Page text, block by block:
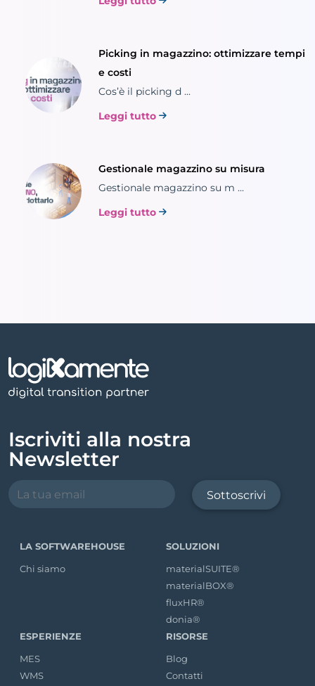
Picking in magazzino: ottimizzare tempi
e costi
Cos’è il picking d ...
Leggi tutto
Gestionale magazzino su misura
Gestionale magazzino su m ...
Leggi tutto
Iscriviti alla nostra
Newsletter
Sottoscrivi
LA SOFTWAREHOUSE
Chi siamo
SOLUZIONI
materialSUITE®
materialBOX®
fluxHR®
donia®
ESPERIENZE
MES
WMS
RISORSE
Blog
Contatti